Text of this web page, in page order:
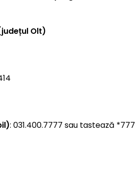
Olt)
: 031.400.7777 sau tastează *777